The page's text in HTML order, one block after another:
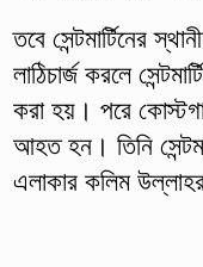
তবে সেন্টমার্টিনের
লাঠিচার্জ করলে
করা হয়। পরে
আহত হন। তিনি
এলাকার কলিম